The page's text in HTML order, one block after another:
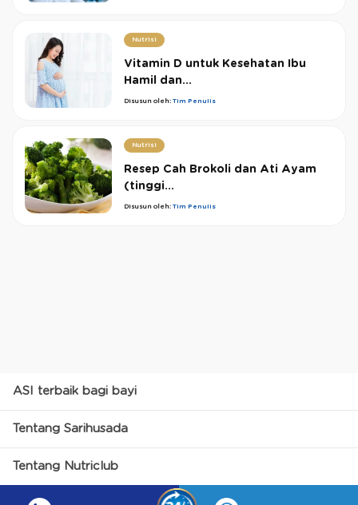
Nutrisi
Vitamin D untuk Kesehatan Ibu
Hamil dan...
Disusun oleh: Tim Penulis
Nutrisi
Resep Cah Brokoli dan Ati Ayam
(tinggi...
Disusun oleh: Tim Penulis
ASI terbaik bagi bayi
Tentang Sarihusada
Tentang Nutriclub